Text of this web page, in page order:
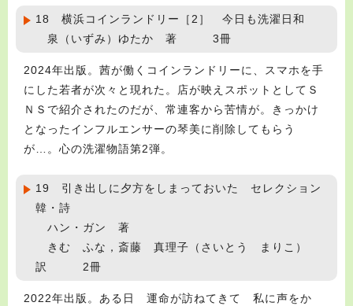
18 横浜コインランドリー［2］ 今日も洗濯日和
泉（いずみ）ゆたか 著 3冊
2024年出版。茜が働くコインランドリーに、スマホを手
にした若者が次々と現れた。店が映えスポットとしてＳ
ＮＳで紹介されたのだが、常連客から苦情が。きっかけ
となったインフルエンサーの琴美に削除してもらう
が…。心の洗濯物語第2弾。
19 引き出しに夕方をしまっておいた セレクション
韓・詩
ハン・ガン 著
きむ ふな，斎藤 真理子（さいとう まりこ）
訳 2冊
2022年出版。ある日 運命が訪ねてきて 私に声をか